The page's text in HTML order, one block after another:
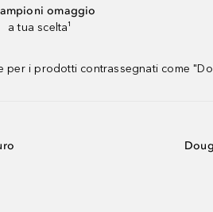
omaggio
a tua scelta¹
i prodotti contrassegnati come